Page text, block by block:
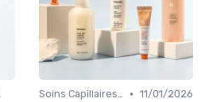
Soins Capillaires Bio • 11/01/2026